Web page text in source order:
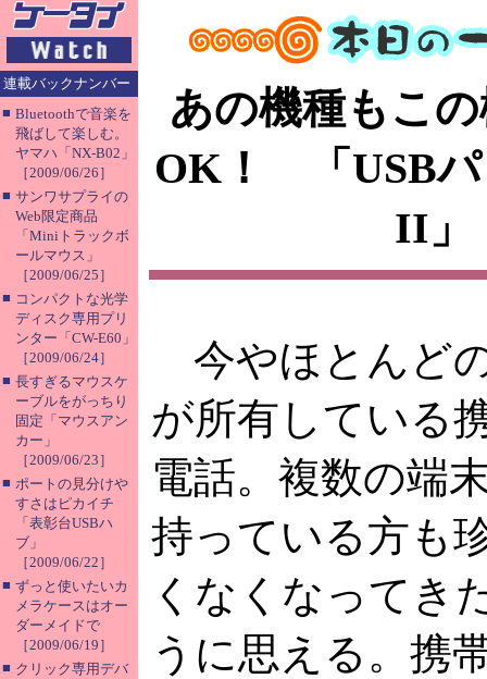
連載バックナンバー
■ Bluetoothで音楽を
飛ばして楽しむ。
ヤマハ「NX-B02」
［2009/06/26］
■ サンワサプライの
Web限定商品
「Miniトラックボ
ールマウス」
［2009/06/25］
■ コンパクトな光学
ディスク専用プリ
ンター「CW-E60」
［2009/06/24］
■ 長すぎるマウスケ
ーブルをがっちり
固定「マウスアン
カー」
［2009/06/23］
■ ポートの見分けや
すさはピカイチ
「表彰台USBハ
ブ」
［2009/06/22］
■ ずっと使いたいカ
メラケースはオー
ダーメイドで
［2009/06/19］
■ クリック専用デバ
あの機種もこ
OK！ 「USBパ
II」
今やほとんど
が所有している
電話。複数の端
持っている方も
くなくなってき
うに思える。携